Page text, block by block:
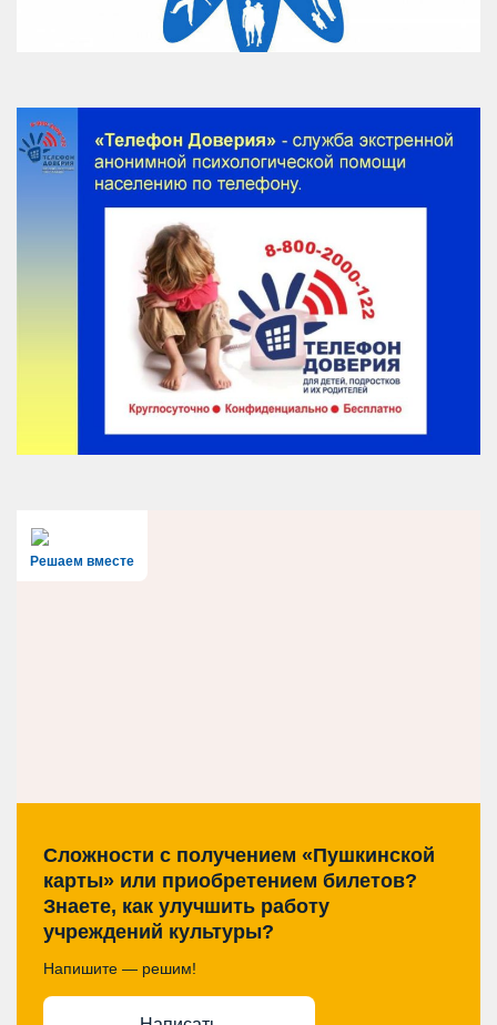
Решаем вместе
Сложности с получением «Пушкинской
карты» или приобретением билетов?
Знаете, как улучшить работу
учреждений культуры?
Напишите — решим!